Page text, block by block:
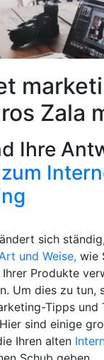
Zala
Ihre
zum
ändert sich
Art und Weise, wie
Produkte
Um dies zu tun,
Tipps und
sind einige
Ihren alten